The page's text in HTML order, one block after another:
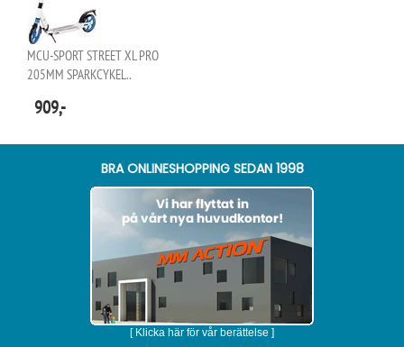
MCU-SPORT STREET XL PRO
205MM SPARKCYKEL..
909,-
BRA ONLINESHOPPING SEDAN 1998
[ Klicka här för vår berättelse ]